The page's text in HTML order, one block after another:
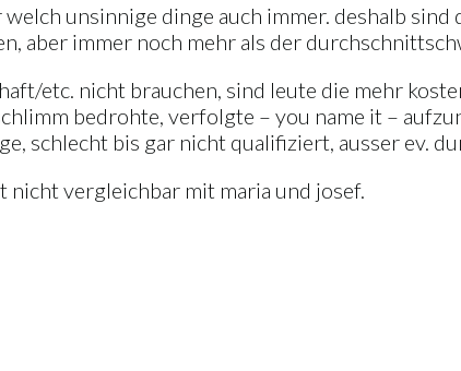
unsinnige dinge auch immer. deshalb
aber immer noch mehr als der
etc. nicht brauchen, sind leute die mehr
bedrohte, verfolgte – you name it –
schlecht bis gar nicht qualifiziert, ausser ev.
nicht vergleichbar mit maria und josef.